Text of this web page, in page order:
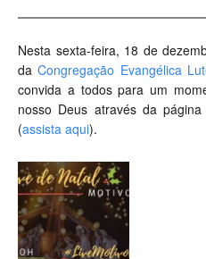
Nesta sexta-feira, 18 de
daCongregação Evangélica
convida a todos para um
nosso Deus através da
(assista aqui).